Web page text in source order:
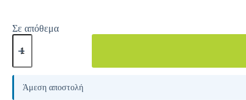
Σε απόθεμα
A
Άμεση αποστολή